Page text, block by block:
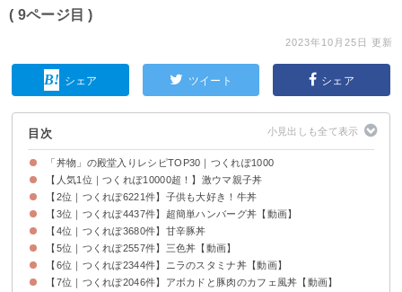
( 9ページ目 )
2023年10月25日 更新
シェア ツイート シェア
目次
「丼物」の殿堂入りレシピTOP30｜つくれぽ1000
【人気1位｜つくれぽ10000超！】激ウマ親子丼
【2位｜つくれぽ6221件】子供も大好き！牛丼
【3位｜つくれぽ4437件】超簡単ハンバーグ丼【動画】
【4位｜つくれぽ3680件】甘辛豚丼
【5位｜つくれぽ2557件】三色丼【動画】
【6位｜つくれぽ2344件】ニラのスタミナ丼【動画】
【7位｜つくれぽ2046件】アボカドと豚肉のカフェ風丼【動画】